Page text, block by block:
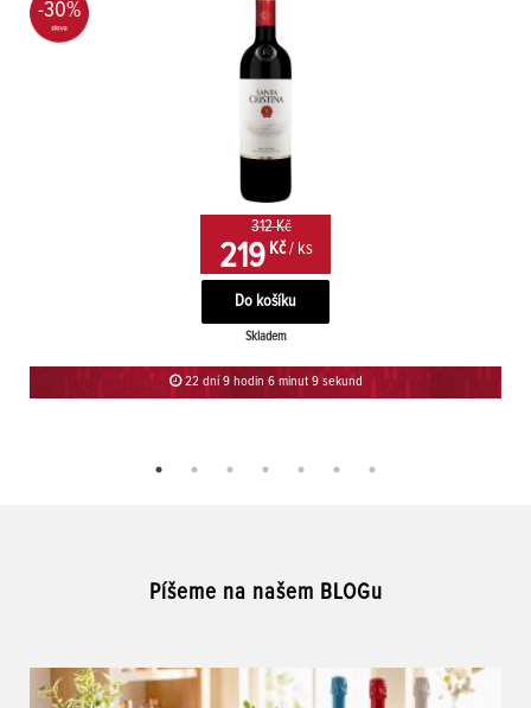
-30%
312 Kč
219Kč / ks
Skladem
22 dní 9 hodin 6 minut 9 sekund
Píšeme na našem BLOGu